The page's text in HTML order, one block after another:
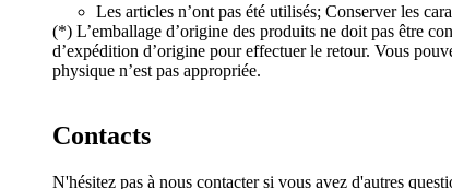
Les articles n’ont pas été utilisés; Conserver les
(*) L’emballage d’origine des produits ne doit pas être
d’expédition d’origine pour effectuer le retour. Vous
physique n’est pas appropriée.
Contacts
N'hésitez pas à nous contacter si vous avez d'autres